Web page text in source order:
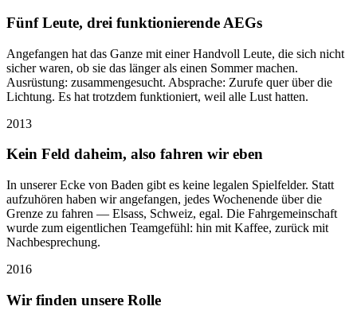
Fünf Leute, drei funktionierende AEGs
Angefangen hat das Ganze mit einer Handvoll Leute, die sich nicht
sicher waren, ob sie das länger als einen Sommer machen.
Ausrüstung: zusammengesucht. Absprache: Zurufe quer über die
Lichtung. Es hat trotzdem funktioniert, weil alle Lust hatten.
2013
Kein Feld daheim, also fahren wir eben
In unserer Ecke von Baden gibt es keine legalen Spielfelder. Statt
aufzuhören haben wir angefangen, jedes Wochenende über die
Grenze zu fahren — Elsass, Schweiz, egal. Die Fahrgemeinschaft
wurde zum eigentlichen Teamgefühl: hin mit Kaffee, zurück mit
Nachbesprechung.
2016
Wir finden unsere Rolle